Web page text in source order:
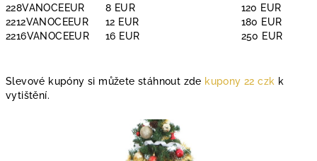
228VANOCEEUR
8 EUR
120 EUR
2212VANOCEEUR
12 EUR
180 EUR
2216VANOCEEUR 16 EUR 250 EUR
Slevové kupóny si můžete stáhnout zde kupony 22 czk k
vytištění.